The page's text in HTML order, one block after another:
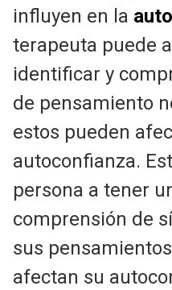
influyen en la
terapeuta puede
identificar y
de pensamiento
estos pueden
autoconfianza.
persona a tener
comprensión de
sus
afectan su